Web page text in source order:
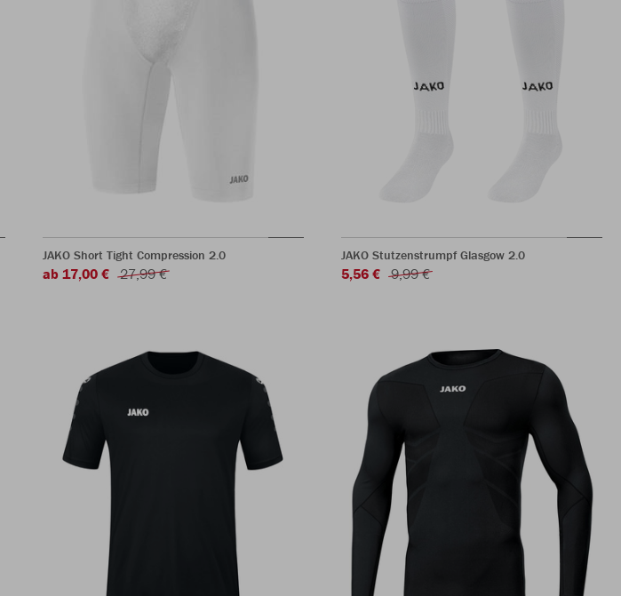
JAKO Short Tight Compression 2.0
ab 17,00 € 27,99 €
JAKO Stutzenstrumpf Glasgow 2.0
5,56 € 9,99 €